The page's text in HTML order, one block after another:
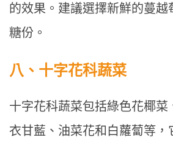
的效果。建議選擇新鮮的蔓越
糖份。
八、十字花科蔬菜
十字花科蔬菜包括綠色花椰菜
衣甘藍、油菜花和白蘿蔔等，